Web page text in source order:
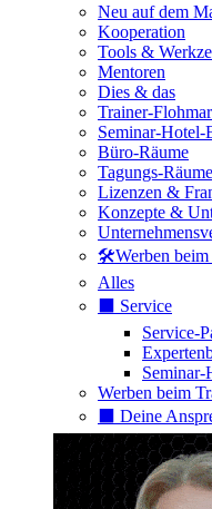
Neu auf dem
Kooperation
Tools &
Mentoren
Dies & das
Trainer-
Seminar-Hotel-
Büro-Räume
Tagungs-Räume
Lizenzen &
Konzepte &
🛠️Werben beim
Alles
⬛️ Service
Service-
Seminar-
Werben beim
⬛️ Deine